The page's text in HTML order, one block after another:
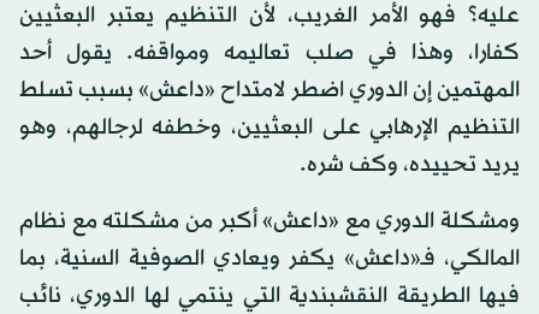
عليه؟ فهو الأمر الغريب، لأن التنظيم يعتبر البعثيين
كفارا، وهذا في صلب تعاليمه ومواقفه. يقول أحد
المهتمين إن الدوري اضطر لامتداح «داعش» بسبب تسلط
التنظيم الإرهابي على البعثيين، وخطفه لرجالهم، وهو
يريد تحييده، وكف شره.
ومشكلة الدوري مع «داعش» أكبر من مشكلته مع نظام
المالكي، فـ«داعش» يكفر ويعادي الصوفية السنية، بما
فيها الطريقة النقشبندية التي ينتمي لها الدوري، نائب